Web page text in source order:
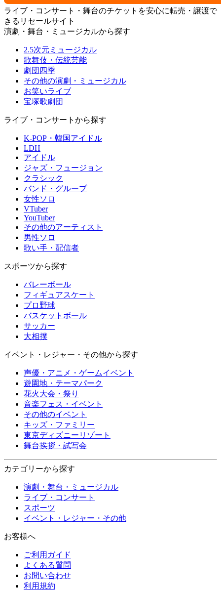
ライブ・コンサート・舞台のチケットを安心に転売・譲渡で
きるリセールサイト
演劇・舞台・ミュージカルから探す
2.5次元ミュージカル
歌舞伎・伝統芸能
劇団四季
その他の演劇・ミュージカル
お笑いライブ
宝塚歌劇団
ライブ・コンサートから探す
K-POP・韓国アイドル
LDH
アイドル
ジャズ・フュージョン
クラシック
バンド・グループ
女性ソロ
VTuber
YouTuber
その他のアーティスト
男性ソロ
歌い手・配信者
スポーツから探す
バレーボール
フィギュアスケート
プロ野球
バスケットボール
サッカー
大相撲
イベント・レジャー・その他から探す
声優・アニメ・ゲームイベント
遊園地・テーマパーク
花火大会・祭り
音楽フェス・イベント
その他のイベント
キッズ・ファミリー
東京ディズニーリゾート
舞台挨拶・試写会
カテゴリーから探す
演劇・舞台・ミュージカル
ライブ・コンサート
スポーツ
イベント・レジャー・その他
お客様へ
ご利用ガイド
よくある質問
お問い合わせ
利用規約